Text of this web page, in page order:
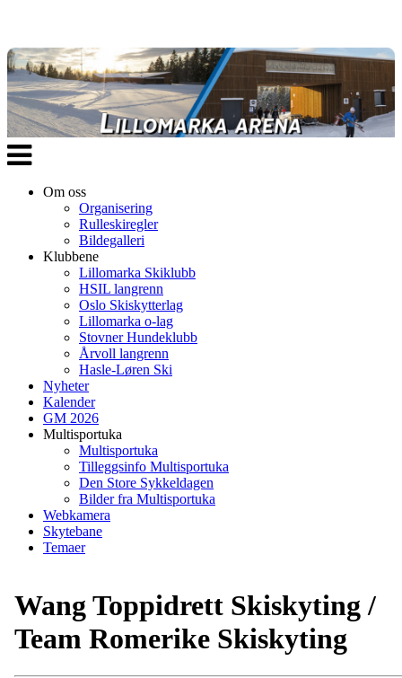
Veksle
navigasjon
Om oss
Organisering
Rulleskiregler
Bildegalleri
Klubbene
Lillomarka Skiklubb
HSIL langrenn
Oslo Skiskytterlag
Lillomarka o-lag
Stovner Hundeklubb
Årvoll langrenn
Hasle-Løren Ski
Nyheter
Kalender
GM 2026
Multisportuka
Multisportuka
Tilleggsinfo Multisportuka
Den Store Sykkeldagen
Bilder fra Multisportuka
Webkamera
Skytebane
Temaer
Wang Toppidrett Skiskyting /
Team Romerike Skiskyting